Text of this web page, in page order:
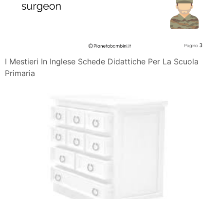
I Mestieri In Inglese Schede Didattiche Per La Scuola
Primaria